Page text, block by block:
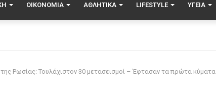
ΟΙΚΟΝΟΜΊΑ ΑΘΛΗΤΙΚΆ LIFESTYLE ΥΓΕΊΑ
της Ρωσίας: Τουλάχιστον 30 μετασεισμοί – Έφτασαν τα πρώτα κύματα